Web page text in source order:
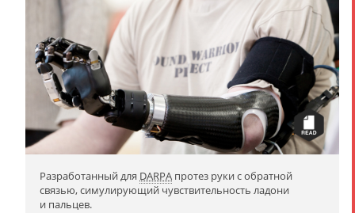
Разработанный для DARPA протез руки с обратной
связью, симулирующий чувствительность ладони
и пальцев.